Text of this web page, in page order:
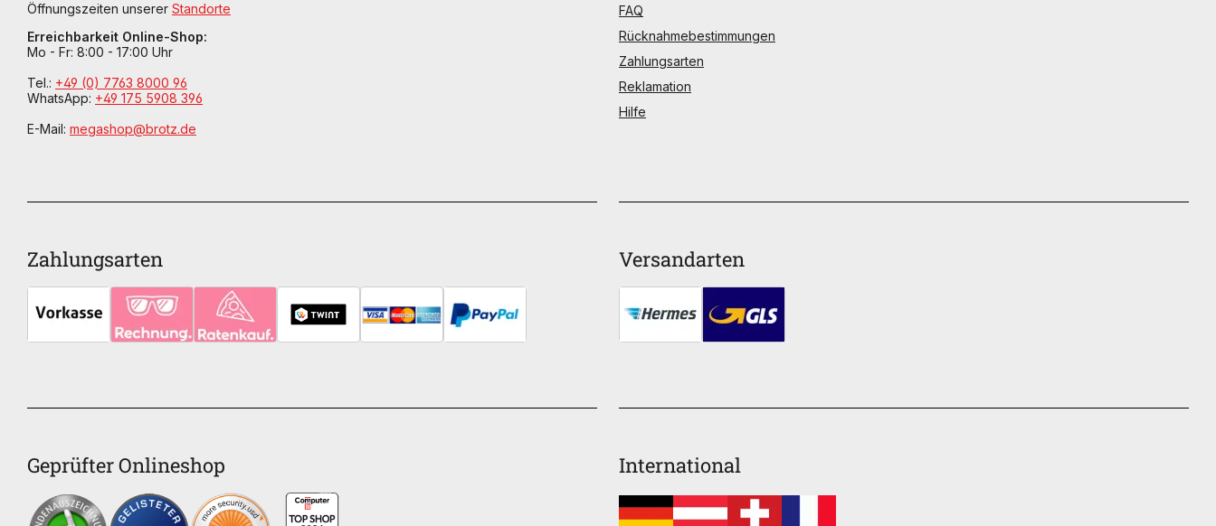
Öffnungszeiten unserer Standorte
Erreichbarkeit Online-Shop:
Mo - Fr: 8:00 - 17:00 Uhr
Tel.: +49 (0) 7763 8000 96
WhatsApp: +49 175 5908 396
E-Mail: megashop@brotz.de
Geprüfter Onlineshop
Zahlungsarten Versandarten
International
FAQ
Rücknahmebestimmungen
Zahlungsarten
Reklamation
Hilfe